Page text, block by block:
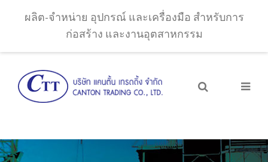
ผลิต-จำหน่าย อุปกรณ์ และเครื่องมือ สำหรับการ
ก่อสร้าง และงานอุตสาหกรรม